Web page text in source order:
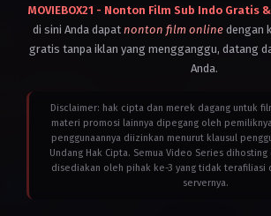
(Asean
Country)
United
Kingdom,
2025
Angus
Wall
Vietnam
2024
Gilles
de
Maistre
MOVIEBOX21 - Nonton Film Sub Indo Gratis
di sini Anda dapat nonton film onlinedengan
gratis tanpa iklan yang mengganggu, datang
Anda.
Disclaimer: hak cipta dan merek dagang untuk
materi promosi lainnya dipegang oleh
penggunaannya diizinkan menurut klausul
Undang Hak Cipta. Semua Video Series
disediakan oleh pihak ke-3 yang tidak terafiliasi
servernya.